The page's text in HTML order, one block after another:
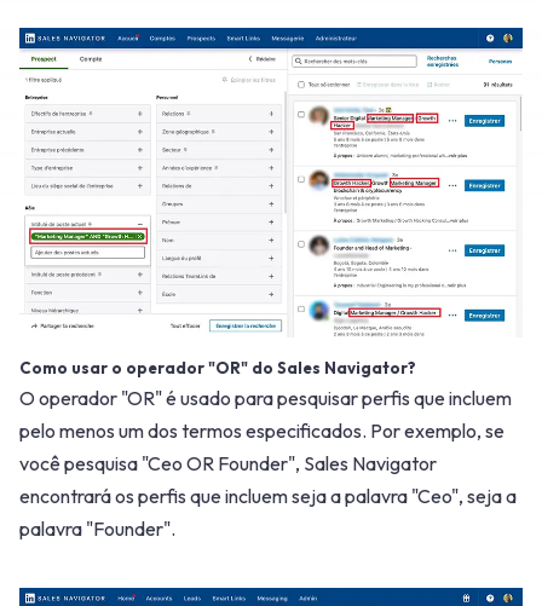
Como usar o operador "OR" do Sales Navigator?
O operador "OR" é usado para pesquisar perfis que incluem
pelo menos um dos termos especificados. Por exemplo, se
você pesquisa "Ceo OR Founder", Sales Navigator
encontrará os perfis que incluem seja a palavra "Ceo", seja a
palavra "Founder".